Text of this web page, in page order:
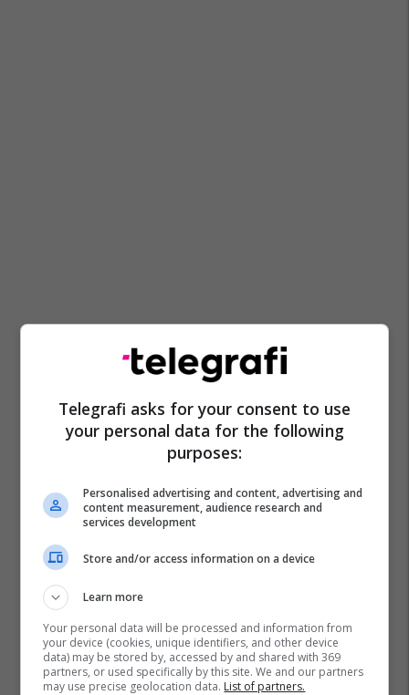
Telegrafi asks for your consent to use
your personal data for the following
purposes:
Personalised advertising and content, advertising and
content measurement, audience research and
services development
Store and/or access information on a device
Learn more
Your personal data will be processed and information from
your device (cookies, unique identifiers, and other device
data) may be stored by, accessed by and shared with 369
partners, or used specifically by this site. We and our partners
may use precise geolocation data. List of partners.